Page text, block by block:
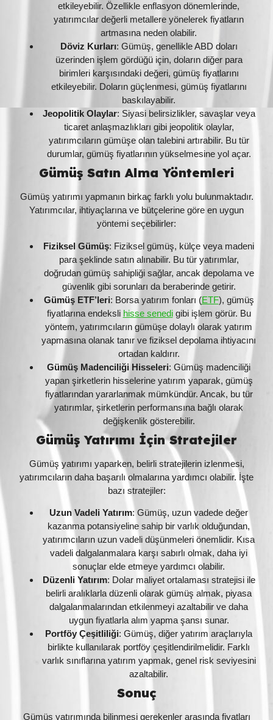
etkileyebilir. Özellikle enflasyon dönemlerinde,
yatırımcılar değerli metallere yönelerek fiyatların
artmasına neden olabilir.
Döviz Kurları: Gümüş, genellikle ABD doları
üzerinden işlem gördüğü için, doların diğer para
birimleri karşısındaki değeri, gümüş fiyatlarını
etkileyebilir. Doların güçlenmesi, gümüş fiyatlarını
baskılayabilir.
Jeopolitik Olaylar: Siyasi belirsizlikler, savaşlar veya
ticaret anlaşmazlıkları gibi jeopolitik olaylar,
yatırımcıların gümüşe olan talebini artırabilir. Bu tür
durumlar, gümüş fiyatlarının yükselmesine yol açar.
Gümüş Satın Alma Yöntemleri
Gümüş yatırımı yapmanın birkaç farklı yolu bulunmaktadır.
Yatırımcılar, ihtiyaçlarına ve bütçelerine göre en uygun
yöntemi seçebilirler:
Fiziksel Gümüş: Fiziksel gümüş, külçe veya madeni
para şeklinde satın alınabilir. Bu tür yatırımlar,
doğrudan gümüş sahipliği sağlar, ancak depolama ve
güvenlik gibi sorunları da beraberinde getirir.
Gümüş ETF’leri: Borsa yatırım fonları (ETF), gümüş
fiyatlarına endeksli hisse senedigibi işlem görür. Bu
yöntem, yatırımcıların gümüşe dolaylı olarak yatırım
yapmasına olanak tanır ve fiziksel depolama ihtiyacını
ortadan kaldırır.
Gümüş Madenciliği Hisseleri: Gümüş madenciliği
yapan şirketlerin hisselerine yatırım yaparak, gümüş
fiyatlarından yararlanmak mümkündür. Ancak, bu tür
yatırımlar, şirketlerin performansına bağlı olarak
değişkenlik gösterebilir.
Gümüş Yatırımı İçin Stratejiler
Gümüş yatırımı yaparken, belirli stratejilerin izlenmesi,
yatırımcıların daha başarılı olmalarına yardımcı olabilir. İşte
bazı stratejiler:
Uzun Vadeli Yatırım: Gümüş, uzun vadede değer
kazanma potansiyeline sahip bir varlık olduğundan,
yatırımcıların uzun vadeli düşünmeleri önemlidir. Kısa
vadeli dalgalanmalara karşı sabırlı olmak, daha iyi
sonuçlar elde etmeye yardımcı olabilir.
Düzenli Yatırım: Dolar maliyet ortalaması stratejisi ile
belirli aralıklarla düzenli olarak gümüş almak, piyasa
dalgalanmalarından etkilenmeyi azaltabilir ve daha
uygun fiyatlarla alım yapma şansı sunar.
Portföy Çeşitliliği: Gümüş, diğer yatırım araçlarıyla
birlikte kullanılarak portföy çeşitlendirilmelidir. Farklı
varlık sınıflarına yatırım yapmak, genel risk seviyesini
azaltabilir.
Sonuç
Gümüş yatırımında bilinmesi gerekenler arasında fiyatları